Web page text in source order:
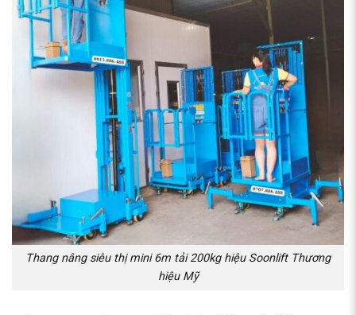
Thang nâng siêu thị mini 6m tải 200kg hiệu Soonlift Thương
hiệu Mỹ